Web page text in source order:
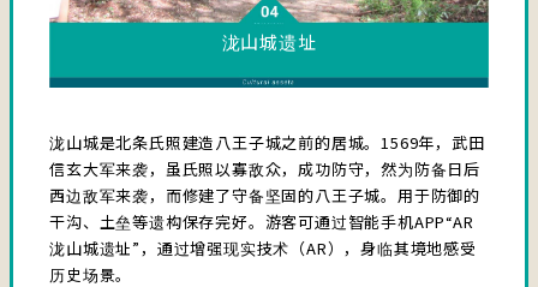
泷山城遗址
泷山城是北条氏照建造八王子城之前的居城。1569年，武田
信玄大军来袭，虽氏照以寡敌众，成功防守，然为防备日后
西边敌军来袭，而修建了守备坚固的八王子城。用于防御的
干沟、土垒等遗构保存完好。游客可通过智能手机APP“AR
泷山城遗址”，通过增强现实技术（AR），身临其境地感受
历史场景。